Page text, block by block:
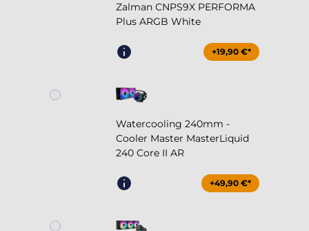
Zalman CNPS9X PERFORMA
Plus ARGB White
+19,90 €*
Watercooling 240mm -
Cooler Master MasterLiquid
240 Core II AR
+49,90 €*